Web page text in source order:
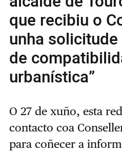
que recibiu o
unha
de
urbanística”
O 27 de xuño, esta
contacto coa
para coñecer a